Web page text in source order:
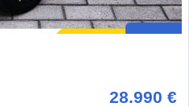
28.990 €